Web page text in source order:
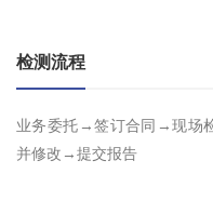
检测流程
业务委托→签订合同→现场
并修改→提交报告